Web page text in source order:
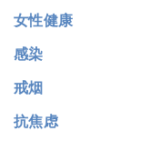
女性健康
感染
戒烟
抗焦虑